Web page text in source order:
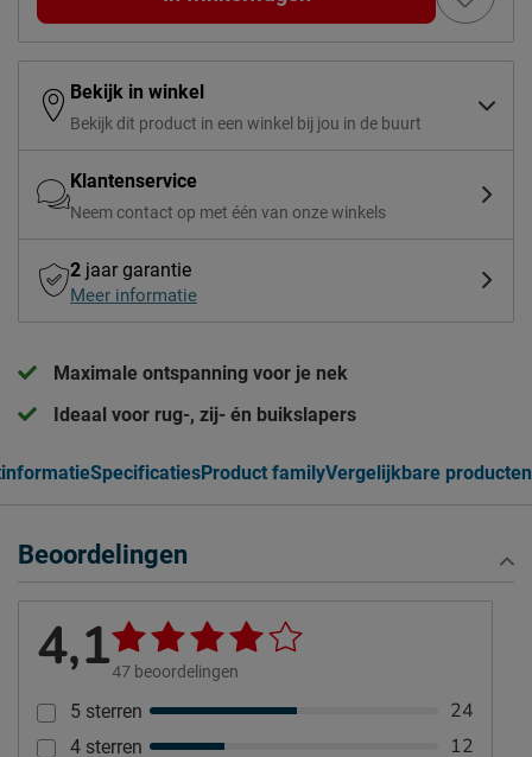
Bekijk in winkel
Bekijk dit product in een winkel bij jou in de buurt
Klantenservice
Neem contact op met één van onze winkels
2 jaar garantie
Meer informatie
Maximale ontspanning voor je nek
Ideaal voor rug-, zij- én buikslapers
SpecificatiesProduct familyVergelijkbare producten
Beoordelingen
4,147 beoordelingen
5 sterren 24
4 sterren 12